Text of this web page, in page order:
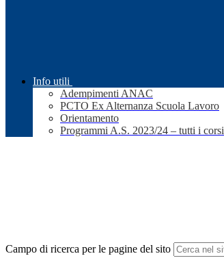
Info utili
Adempimenti ANAC
PCTO Ex Alternanza Scuola Lavoro
Orientamento
Programmi A.S. 2023/24 – tutti i corsi
Campo di ricerca per le pagine del sito